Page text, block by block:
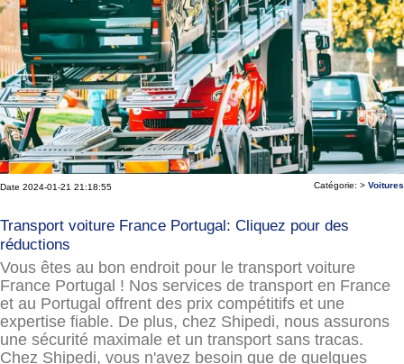
Date 2024-01-21 21:18:55 Catégorie: > Voitures
Transport voiture France Portugal: Cliquez pour des
réductions
Vous êtes au bon endroit pour le transport voiture
France Portugal ! Nos services de transport en France
et au Portugal offrent des prix compétitifs et une
expertise fiable. De plus, chez Shipedi, nous assurons
une sécurité maximale et un transport sans tracas.
Chez Shipedi, vous n'avez besoin que de quelques